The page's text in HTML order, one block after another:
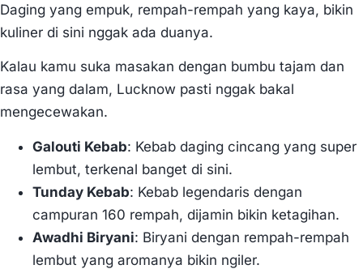
Daging yang empuk, rempah-rempah yang kaya, bikin
kuliner di sini nggak ada duanya.
Kalau kamu suka masakan dengan bumbu tajam dan
rasa yang dalam, Lucknow pasti nggak bakal
mengecewakan.
Galouti Kebab: Kebab daging cincang yang super
lembut, terkenal banget di sini.
Tunday Kebab: Kebab legendaris dengan
campuran 160 rempah, dijamin bikin ketagihan.
Awadhi Biryani: Biryani dengan rempah-rempah
lembut yang aromanya bikin ngiler.